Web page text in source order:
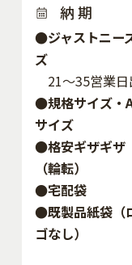
納 期
●ジャストニー
ズ
21～35営業
●規格サイズ・
サイズ
●格安ギザギザ
（輪転）
●宅配袋
●既製品紙袋（
ゴなし）